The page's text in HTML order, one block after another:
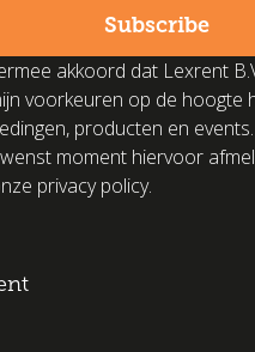
akkoord dat Lexrent
voorkeuren op de hoogte
producten en
moment hiervoor
privacy policy.